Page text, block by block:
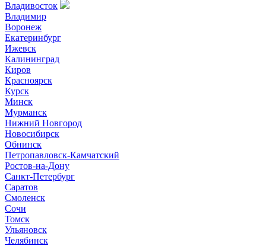
Владивосток
Владимир
Воронеж
Екатеринбург
Ижевск
Калининград
Киров
Красноярск
Курск
Минск
Мурманск
Нижний Новгород
Новосибирск
Обнинск
Петропавловск-Камчатский
Ростов-на-Дону
Санкт-Петербург
Саратов
Смоленск
Сочи
Томск
Ульяновск
Челябинск